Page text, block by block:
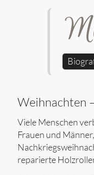
Weihnachten
Viele Menschen
Frauen und
reparierte